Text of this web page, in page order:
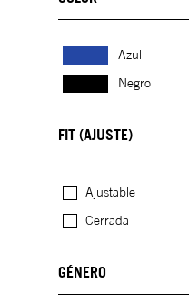
Azul
Negro
FIT (AJUSTE)
Ajustable
Cerrada
GÉNERO